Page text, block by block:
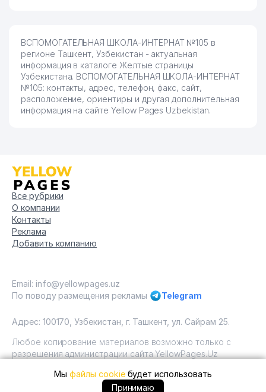
ВСПОМОГАТЕЛЬНАЯ ШКОЛА-ИНТЕРНАТ №105 в
регионе Ташкент, Узбекистан - актуальная
информация в каталоге Желтые страницы
Узбекистана. ВСПОМОГАТЕЛЬНАЯ ШКОЛА-ИНТЕРНАТ
№105: контакты, адрес, телефон, факс, сайт,
расположение, ориентиры и другая дополнительная
информация на сайте Yellow Pages Uzbekistan.
+99871 ... позвонить
Все рубрики
О компании
Контакты
Реклама
Добавить компанию
Email: info@yellowpages.uz
По поводу размещения рекламы
Telegram
Адрес: 100170, Узбекистан, г. Ташкент, ул. Сайрам 25.
Любое копирование материалов возможно только с
разрешения администрации сайта YellowPages.Uz
Copyright © Yellow Pages Uzbekistan, 2009 - 2026 / ООО
"Yellow Pages". Все права защищены All rights reserved.
Мыфайлы cookieбудет использовать
Принимаю